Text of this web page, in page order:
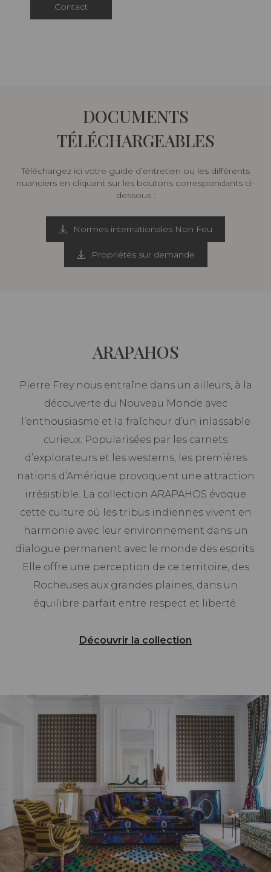
Contact
DOCUMENTS
TÉLÉCHARGEABLES
Téléchargez ici votre guide d’entretien ou les différents
nuanciers en cliquant sur les boutons correspondants ci-
dessous :
Normes internationales Non Feu
Propriétés sur demande
ARAPAHOS
Pierre Frey nous entraîne dans un ailleurs, à la
découverte du Nouveau Monde avec
l’enthousiasme et la fraîcheur d’un inlassable
curieux. Popularisées par les carnets
d’explorateurs et les westerns, les premières
nations d’Amérique provoquent une attraction
irrésistible. La collection ARAPAHOS évoque
cette culture où les tribus indiennes vivent en
harmonie avec leur environnement dans un
dialogue permanent avec le monde des esprits.
Elle offre une perception de ce territoire, des
Rocheuses aux grandes plaines, dans un
équilibre parfait entre respect et liberté.
Découvrir la collection